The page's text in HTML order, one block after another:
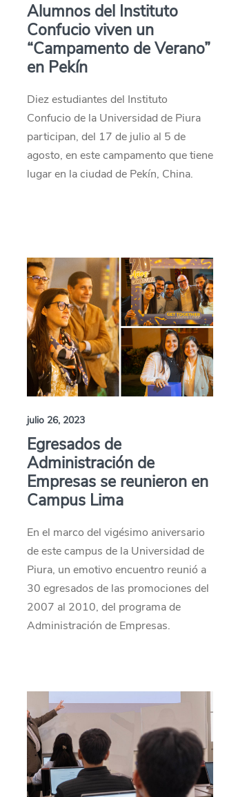
Alumnos del Instituto
Confucio viven un
“Campamento de Verano”
en Pekín
Diez estudiantes del Instituto
Confucio de la Universidad de Piura
participan, del 17 de julio al 5 de
agosto, en este campamento que tiene
lugar en la ciudad de Pekín, China.
julio 26, 2023
Egresados de
Administración de
Empresas se reunieron en
Campus Lima
En el marco del vigésimo aniversario
de este campus de la Universidad de
Piura, un emotivo encuentro reunió a
30 egresados de las promociones del
2007 al 2010, del programa de
Administración de Empresas.